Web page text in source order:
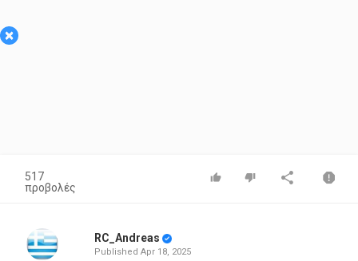
×
517
προβολές
RC_Andreas
Published Apr 18, 2025